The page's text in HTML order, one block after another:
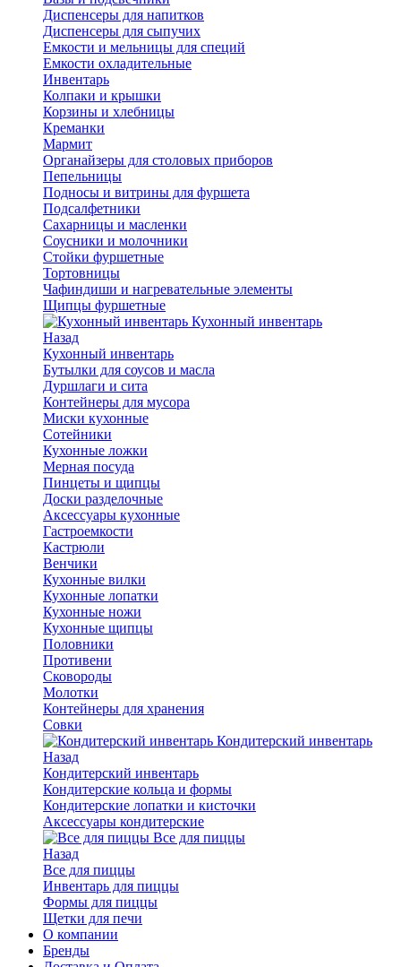
Диспенсеры для напитков
Диспенсеры для сыпучих
Емкости и мельницы для специй
Емкости охладительные
Инвентарь
Колпаки и крышки
Корзины и хлебницы
Креманки
Мармит
Органайзеры для столовых приборов
Пепельницы
Подносы и витрины для фуршета
Подсалфетники
Сахарницы и масленки
Соусники и молочники
Стойки фуршетные
Тортовницы
Чафиндиши и нагревательные элементы
Щипцы фуршетные
Кухонный инвентарь
Назад
Кухонный инвентарь
Бутылки для соусов и масла
Дуршлаги и сита
Контейнеры для мусора
Миски кухонные
Сотейники
Кухонные ложки
Мерная посуда
Пинцеты и щипцы
Доски разделочные
Аксессуары кухонные
Гастроемкости
Кастрюли
Венчики
Кухонные вилки
Кухонные лопатки
Кухонные ножи
Кухонные щипцы
Половники
Противени
Сковороды
Молотки
Контейнеры для хранения
Совки
Кондитерский инвентарь
Назад
Кондитерский инвентарь
Кондитерские кольца и формы
Кондитерские лопатки и кисточки
Аксессуары кондитерские
Все для пиццы
Назад
Все для пиццы
Инвентарь для пиццы
Формы для пиццы
Щетки для печи
О компании
Бренды